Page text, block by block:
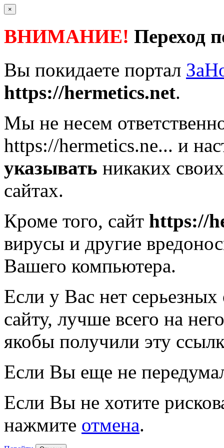
×
ВНИМАНИЕ! Переход
Вы покидаете портал
https://hermetics.net.
Мы не несем
https://hermetics.ne... и
указывать никаких
сайтах.
Кроме того, сайт https://
вирусы и другие
Вашего компьютера.
Если у Вас нет
сайту, лучше всего на
якобы получили эту
Если Вы еще не
Если Вы не хотите
нажмите отмена.